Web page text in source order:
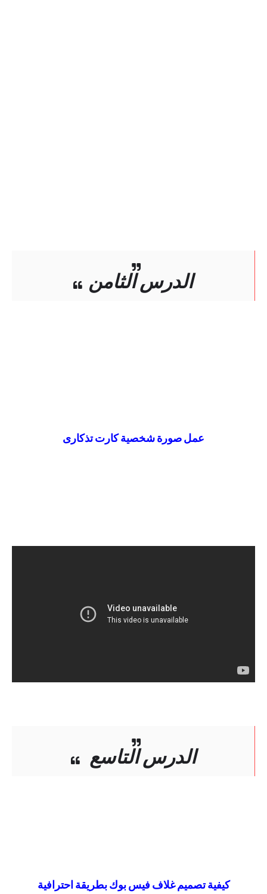
الدرس الثامن
عمل صورة شخصية كارت تذكارى
الدرس التاسع
كيفية تصميم غلاف فيس بوك بطريقة احترافية